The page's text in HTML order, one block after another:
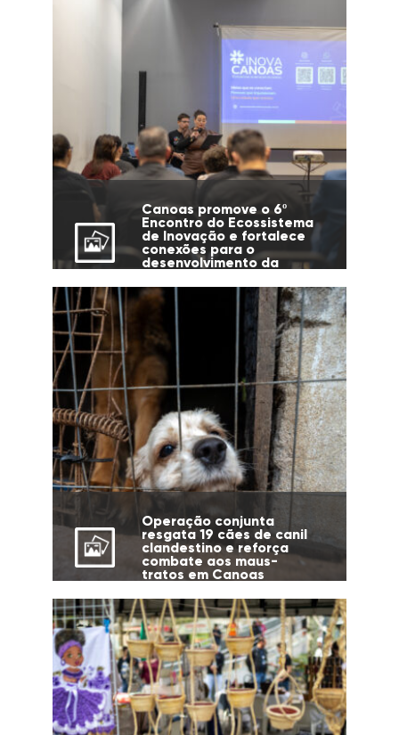
Canoas promove o 6º
Encontro do Ecossistema
de Inovação e fortalece
conexões para o
desenvolvimento da
Operação conjunta
resgata 19 cães de canil
clandestino e reforça
combate aos maus-
tratos em Canoas